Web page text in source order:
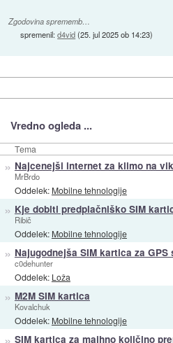
Zgodovina sprememb…
spremenil:d4vid(25. jul 2025 ob 14:23)
Vredno ogleda ...
Tema
» Najcenejši internet za klimo na
MrBrdo
Oddelek: Mobilne tehnologije
» Kje dobiti predplačniško SIM
Ribič
Oddelek: Mobilne tehnologije
» Najugodnejša SIM kartica za GPS
c0dehunter
Oddelek: Loža
» M2M SIM kartica
Kovalchuk
Oddelek: Mobilne tehnologije
SIM kartica za majhno količino